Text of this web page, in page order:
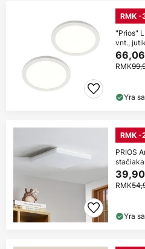
RMK -
"Prios"
vnt.,
RMK
Yra
RMK -
PRIOS
RMK
Yra